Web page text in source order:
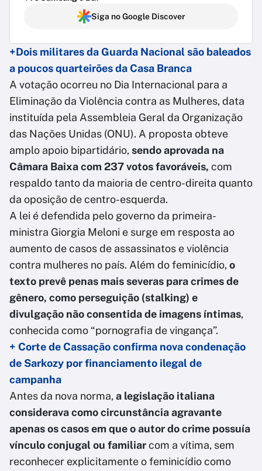
Siga no Google Discover
+Dois militares da Guarda Nacional são baleados
a poucos quarteirões da Casa Branca
A votação ocorreu no Dia Internacional para a
Eliminação da Violência contra as Mulheres, data
instituída pela Assembleia Geral da Organização
das Nações Unidas (ONU). A proposta obteve
amplo apoio bipartidário, sendo aprovada na
Câmara Baixa com 237 votos favoráveis, com
respaldo tanto da maioria de centro-direita quanto
da oposição de centro-esquerda.
A lei é defendida pelo governo da primeira-
ministra Giorgia Meloni e surge em resposta ao
aumento de casos de assassinatos e violência
contra mulheres no país. Além do feminicídio, o
texto prevê penas mais severas para crimes de
gênero, como perseguição (stalking) e
divulgação não consentida de imagens íntimas,
conhecida como “pornografia de vingança”.
+ Corte de Cassação confirma nova condenação
de Sarkozy por financiamento ilegal de
campanha
Antes da nova norma, a legislação italiana
considerava como circunstância agravante
apenas os casos em que o autor do crime possuía
vínculo conjugal ou familiarcom a vítima, sem
reconhecer explicitamente o feminicídio como